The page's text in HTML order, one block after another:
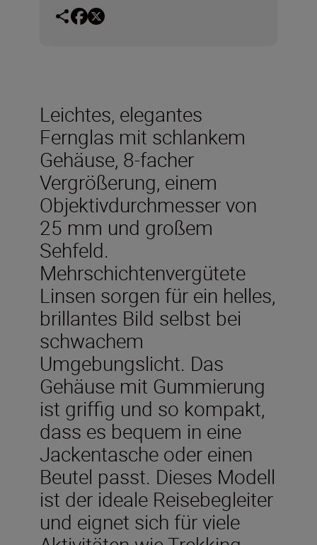
Leichtes, elegantes
Fernglas mit schlankem
Gehäuse, 8-facher
Vergrößerung, einem
Objektivdurchmesser von
25 mm und großem
Sehfeld.
Mehrschichtenvergütete
Linsen sorgen für ein helles,
brillantes Bild selbst bei
schwachem
Umgebungslicht. Das
Gehäuse mit Gummierung
ist griffig und so kompakt,
dass es bequem in eine
Jackentasche oder einen
Beutel passt. Dieses Modell
ist der ideale Reisebegleiter
und eignet sich für viele